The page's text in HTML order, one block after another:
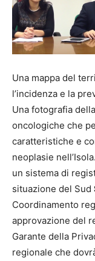
Una mappa del
l’incidenza e la
Una fotografia
oncologiche che
caratteristiche e
neoplasie
un sistema di
situazione del Sud
Coordinamento
approvazione del
Garante della
regionale che